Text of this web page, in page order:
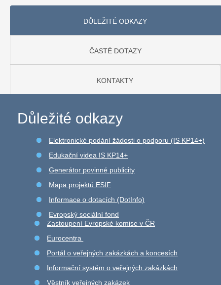
DŮLEŽITÉ ODKAZY
ČASTÉ DOTAZY
KONTAKTY
Důležité odkazy
Elektronické podání žádosti o podporu (IS KP14+)
Edukační videa IS KP14+
Generátor povinné publicity
Mapa projektů ESIF
Informace o dotacích (DotInfo)
Evropský sociální fond
Zastoupení Evropské komise v ČR
Eurocentra
Portál o veřejných zakázkách a koncesích
Informační systém o veřejných zakázkách
Věstník veřejných zakázek